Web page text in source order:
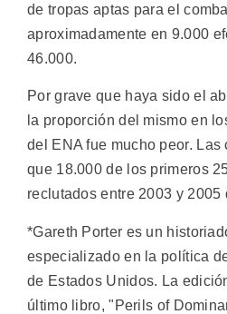
de tropas aptas para el
aproximadamente en 9.000
46.000.
Por grave que haya sido el
la proporción del mismo en
del ENA fue mucho peor.
que 18.000 de los primeros
reclutados entre 2003 y 2005
*Gareth Porter es un
especializado en la política
de Estados Unidos. La
último libro, "Perils of